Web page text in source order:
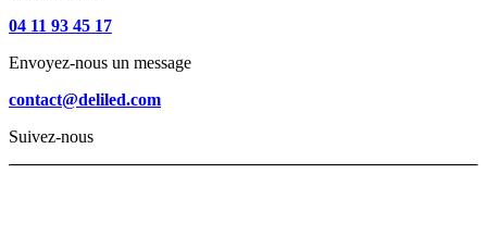
04 11 93 45 17
Envoyez-nous un message
contact@deliled.com
Suivez-nous